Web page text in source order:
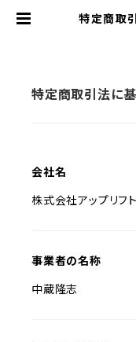
特定商取
特定商取引法に
会社名
株式会社アップリフト
事業者の名称
中蔵隆志